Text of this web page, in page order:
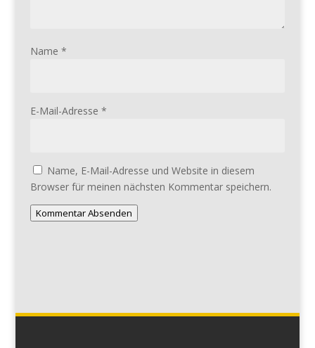
Name *
E-Mail-Adresse *
Name, E-Mail-Adresse und Website in diesem
Browser für meinen nächsten Kommentar speichern.
Kommentar Absenden